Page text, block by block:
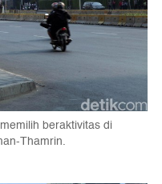
beraktivitas di
Thamrin.